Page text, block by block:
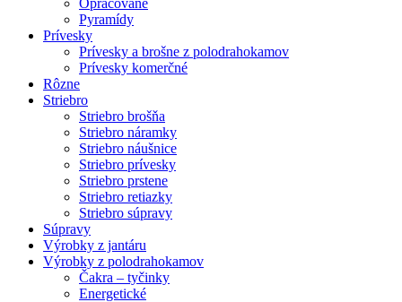
Opracované
Pyramídy
Prívesky
Prívesky a brošne z polodrahokamov
Prívesky komerčné
Rôzne
Striebro
Striebro brošňa
Striebro náramky
Striebro náušnice
Striebro prívesky
Striebro prstene
Striebro retiazky
Striebro súpravy
Súpravy
Výrobky z jantáru
Výrobky z polodrahokamov
Čakra – tyčinky
Energetické